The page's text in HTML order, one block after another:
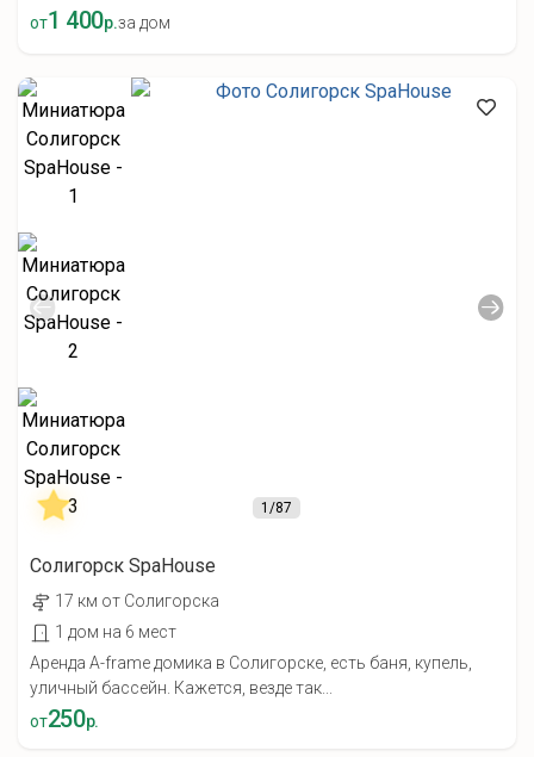
от1 400р.за дом
1/87
Солигорск SpaHouse
17 км от Солигорска
1 дом на 6 мест
Аренда A-frame домика в Солигорске, есть баня, купель,
уличный бассейн. Кажется, везде так...
от250р.